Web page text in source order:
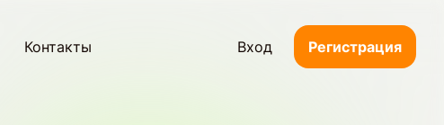
Контакты Вход Регистрация